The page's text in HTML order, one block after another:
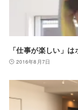
「仕事が楽しい」
2016年8月7日